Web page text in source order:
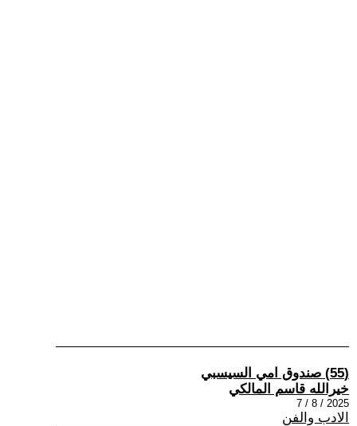
(55) صندوق امي السيسبي
خيرالله قاسم المالكي
2025 / 8 / 7
الادب والفن